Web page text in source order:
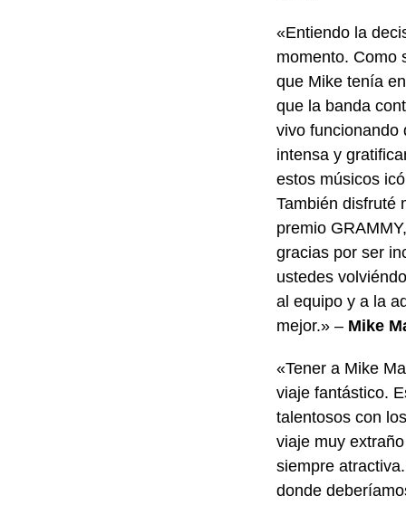
«Entiendo la
momento. Como
que Mike tenía
que la banda
vivo funcionando
intensa y
estos músicos
También disfruté
premio
gracias por ser
ustedes
al equipo y a la
mejor.» – Mike
«Tener a Mike
viaje fantástico.
talentosos con
viaje muy
siempre
donde